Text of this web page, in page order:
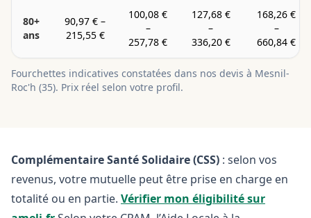
80+
ans
90,97 € –
215,55 €
100,08 €
–
257,78 €
127,68 €
–
336,20 €
168,26 €
–
660,84 €
Fourchettes indicatives constatées dans nos devis à Mesnil-
Roc'h (35). Prix réel selon votre profil.
Complémentaire Santé Solidaire (CSS) : selon vos
revenus, votre mutuelle peut être prise en charge en
totalité ou en partie. Vérifier mon éligibilité sur